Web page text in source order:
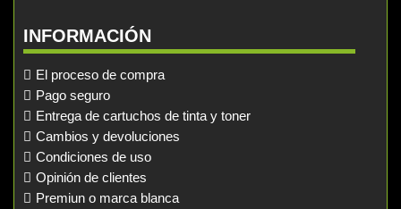
INFORMACIÓN
El proceso de compra
Pago seguro
Entrega de cartuchos de tinta y toner
Cambios y devoluciones
Condiciones de uso
Opinión de clientes
Premiun o marca blanca